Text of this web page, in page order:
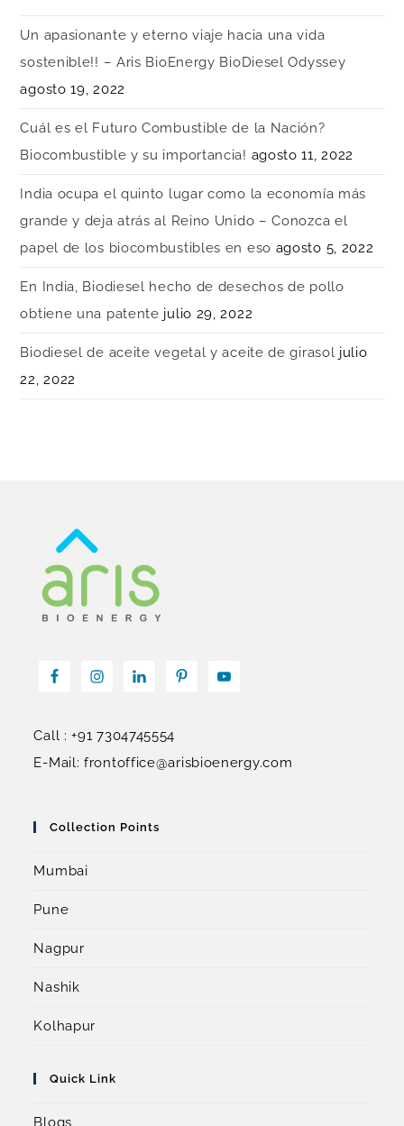
Un apasionante y eterno viaje hacia una vida
sostenible!! – Aris BioEnergy BioDiesel Odyssey
agosto 19, 2022
Cuál es el Futuro Combustible de la Nación?
Biocombustible y su importancia! agosto 11, 2022
India ocupa el quinto lugar como la economía más
grande y deja atrás al Reino Unido – Conozca el
papel de los biocombustibles en eso agosto 5, 2022
En India, Biodiesel hecho de desechos de pollo
obtiene una patente julio 29, 2022
Biodiesel de aceite vegetal y aceite de girasol julio
22, 2022
Call : +91 7304745554
E-Mail: frontoffice@arisbioenergy.com
Collection Points
Mumbai
Pune
Nagpur
Nashik
Kolhapur
Quick Link
Blogs